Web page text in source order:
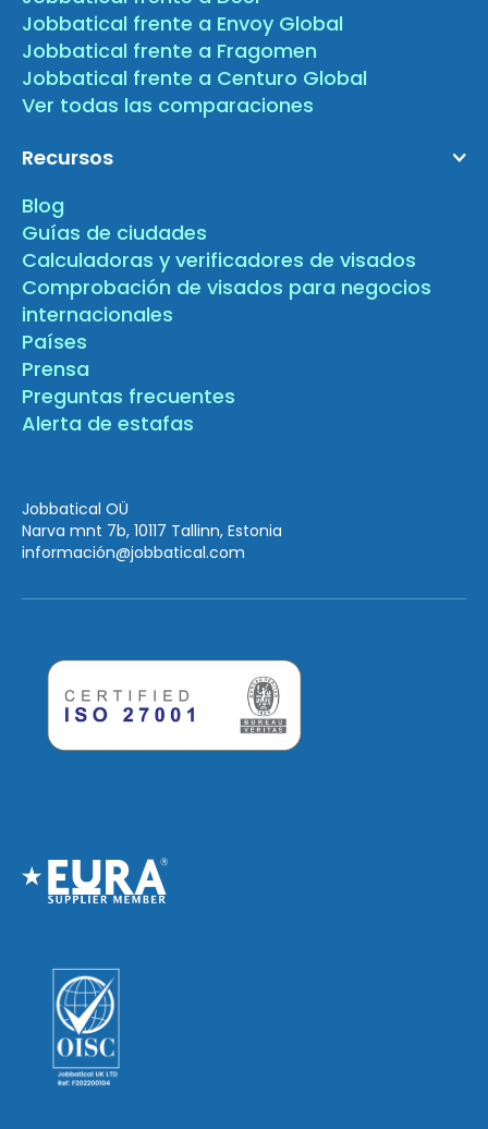
Jobbatical frente a Envoy Global
Jobbatical frente a Fragomen
Jobbatical frente a Centuro Global
Ver todas las comparaciones
Recursos
Blog
Guías de ciudades
Calculadoras y verificadores de visados
Comprobación de visados para negocios
internacionales
Países
Prensa
Preguntas frecuentes
Alerta de estafas
Jobbatical OÜ
Narva mnt 7b, 10117 Tallinn, Estonia
información@jobbatical.com